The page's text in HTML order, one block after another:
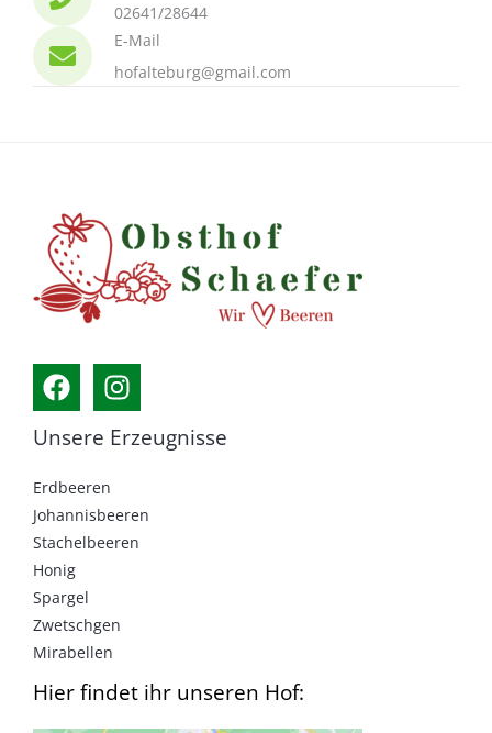
02641/28644
E-Mail
hofalteburg@gmail.com
Unsere Erzeugnisse
Erdbeeren
Johannisbeeren
Stachelbeeren
Honig
Spargel
Zwetschgen
Mirabellen
Hier findet ihr unseren Hof: